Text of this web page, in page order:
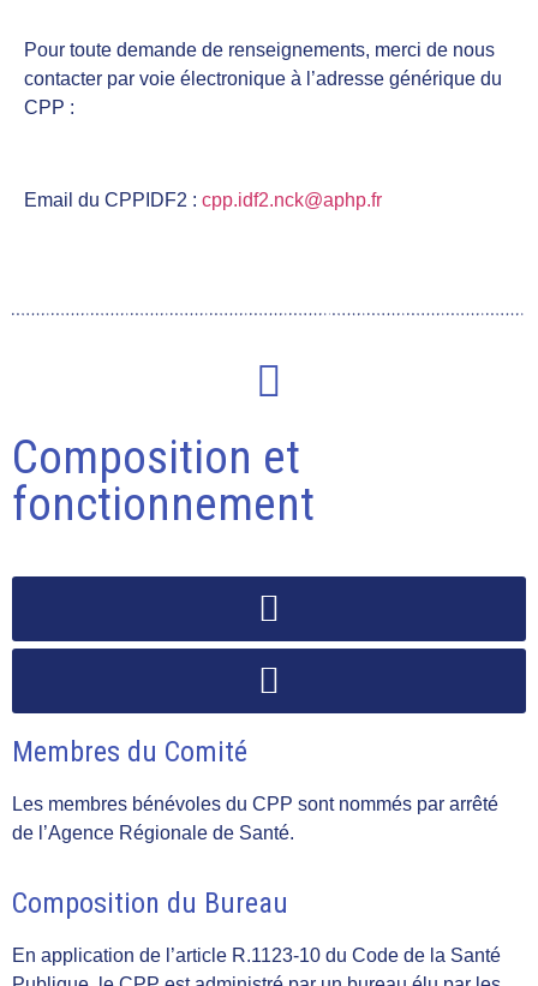
Pour toute demande de renseignements, merci de nous
contacter par voie électronique à l’adresse générique du
CPP :
Email du CPPIDF2 : cpp.idf2.nck@aphp.fr
Composition et
fonctionnement
Membres du Comité
Les membres bénévoles du CPP sont nommés par arrêté
de l’Agence Régionale de Santé.
Composition du Bureau
En application de l’article R.1123-10 du Code de la Santé